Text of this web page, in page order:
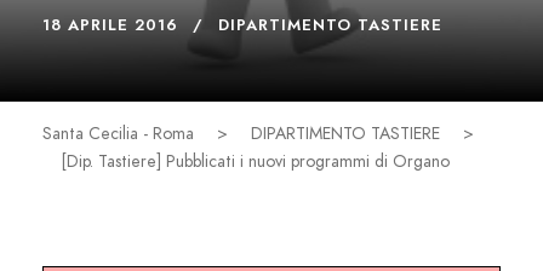
18 APRILE 2016 DIPARTIMENTO TASTIERE
Santa Cecilia - Roma > DIPARTIMENTO TASTIERE
>
[Dip. Tastiere] Pubblicati i nuovi programmi di Organo